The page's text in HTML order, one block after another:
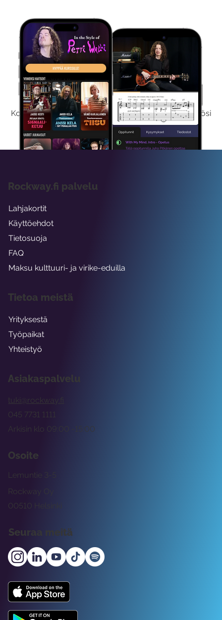
Kokeile Ilmaiseksi
Kokeilemalla ilmaiseksi saat koko sisältömme käyttöösi
viikon ajaksi.
Asiakaspalvelu
tuki@rockway.fi
Arkisin klo 09:00 -15:00
045 7731 1111
Osoite
Rockway Oy
Lemuntie 3-5
00510 Helsinki
Seuraa meitä
Rockway.fi palvelu
Lahjakortit
Käyttöehdot
Tietosuoja
FAQ
Maksu kulttuuri- ja virike-eduilla
Tietoa meistä
Yrityksestä
Työpaikat
Yhteistyö